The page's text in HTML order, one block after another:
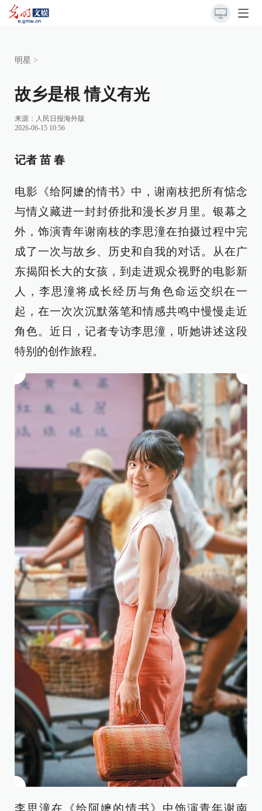
明星 >
故乡是根 情义有光
来源： 人民日报海外版
2026-06-15 10:56
记者 苗 春
电影《给阿嬷的情书》中，谢南枝把所有惦念
与情义藏进一封封侨批和漫长岁月里。银幕之
外，饰演青年谢南枝的李思潼在拍摄过程中完
成了一次与故乡、历史和自我的对话。从在广
东揭阳长大的女孩，到走进观众视野的电影新
人，李思潼将成长经历与角色命运交织在一
起，在一次次沉默落笔和情感共鸣中慢慢走近
角色。近日，记者专访李思潼，听她讲述这段
特别的创作旅程。